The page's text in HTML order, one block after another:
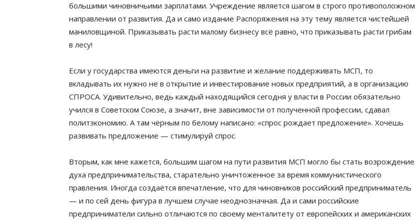
большими чиновничьими зарплатами. Учреждение является шагом в строго противоположном
направлении от развития. Да и само издание Распоряжения на эту тему является чистейшей
маниловщиной. Приказывать расти малому бизнесу всё равно, что приказывать расти грибам
в лесу!
Если у государства имеются деньги на развитие и желание поддерживать МСП, то
вкладывать их нужно не в открытие и инвестирование новых предприятий, а в организацию
СПРОСА. Удивительно, ведь каждый находящийся сегодня у власти в России обязательно
учился в Советском Союзе, а значит, вне зависимости от полученной профессии, сдавал
политэкономию. А там чёрным по белому написано: «спрос рождает предложение». Хочешь
развивать предложение — стимулируй спрос.
Вторым, как мне кажется, большим шагом на пути развития МСП могло бы стать возрождение
духа предпринимательства, старательно уничтоженное за время коммунистического
правления. Иногда создаётся впечатление, что для чиновников российский предприниматель
— и по сей день фигура в лучшем случае неоднозначная. Да и сами российские
предприниматели сильно отличаются по своему менталитету от европейских и американских